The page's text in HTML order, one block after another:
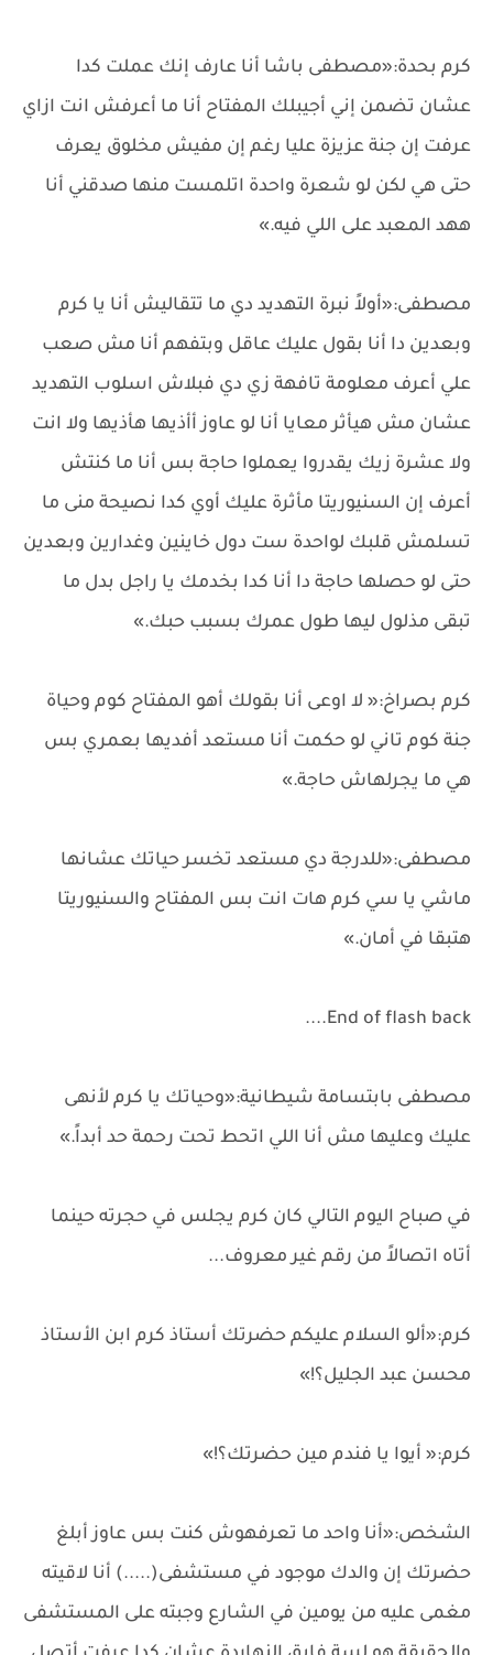
كرم بحدة:«مصطفى باشا أنا عارف إنك عملت كدا
عشان تضمن إني أجيبلك المفتاح أنا ما أعرفش انت ازاي
عرفت إن جنة عزيزة عليا رغم إن مفيش مخلوق يعرف
حتى هي لكن لو شعرة واحدة اتلمست منها صدقني أنا
ههد المعبد على اللي فيه.»
مصطفى:«أولاً نبرة التهديد دي ما تتقاليش أنا يا كرم
وبعدين دا أنا بقول عليك عاقل وبتفهم أنا مش صعب
علي أعرف معلومة تافهة زي دي فبلاش اسلوب التهديد
عشان مش هيأثر معايا أنا لو عاوز أأذيها هأذيها ولا انت
ولا عشرة زيك يقدروا يعملوا حاجة بس أنا ما كنتش
أعرف إن السنيوريتا مأثرة عليك أوي كدا نصيحة منى ما
تسلمش قلبك لواحدة ست دول خاينين وغدارين وبعدين
حتى لو حصلها حاجة دا أنا كدا بخدمك يا راجل بدل ما
تبقى مذلول ليها طول عمرك بسبب حبك.»
كرم بصراخ:« لا اوعى أنا بقولك أهو المفتاح كوم وحياة
جنة كوم تاني لو حكمت أنا مستعد أفديها بعمري بس
هي ما يجرلهاش حاجة.»
مصطفى:«للدرجة دي مستعد تخسر حياتك عشانها
ماشي يا سي كرم هات انت بس المفتاح والسنيوريتا
هتبقا في أمان.»
End of flash back....
مصطفى بابتسامة شيطانية:«وحياتك يا كرم لأنهى
عليك وعليها مش أنا اللي اتحط تحت رحمة حد أبداً.»
في صباح اليوم التالي كان كرم يجلس في حجرته حينما
أتاه اتصالاً من رقم غير معروف...
كرم:«ألو السلام عليكم حضرتك أستاذ كرم ابن الأستاذ
محسن عبد الجليل؟!»
كرم:« أيوا يا فندم مين حضرتك؟!»
الشخص:«أنا واحد ما تعرفهوش كنت بس عاوز أبلغ
حضرتك إن والدك موجود في مستشفى(.....) أنا لاقيته
مغمى عليه من يومين في الشارع وجبته على المستشفى